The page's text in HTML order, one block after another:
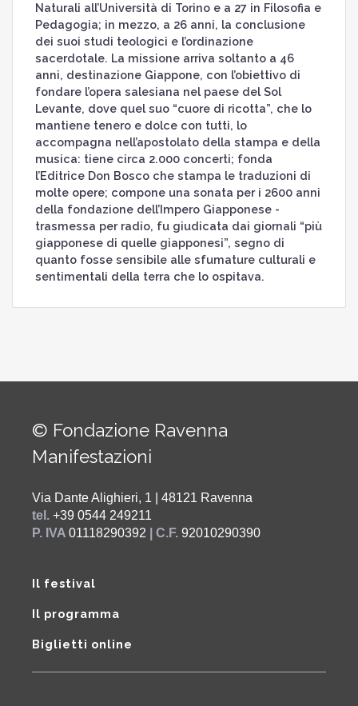
Naturali all’Università di Torino e a 27 in Filosofia e
Pedagogia; in mezzo, a 26 anni, la conclusione
dei suoi studi teologici e l’ordinazione
sacerdotale. La missione arriva soltanto a 46
anni, destinazione Giappone, con l’obiettivo di
fondare l’opera salesiana nel paese del Sol
Levante, dove quel suo “cuore di ricotta”, che lo
mantiene tenero e dolce con tutti, lo
accompagna nell’apostolato della stampa e della
musica: tiene circa 2.000 concerti; fonda
l’Editrice Don Bosco che stampa le traduzioni di
molte opere; compone una sonata per i 2600 anni
della fondazione dell’Impero Giapponese -
trasmessa per radio, fu giudicata dai giornali “più
giapponese di quelle giapponesi”, segno di
quanto fosse sensibile alle sfumature culturali e
sentimentali della terra che lo ospitava.
© Fondazione Ravenna
Manifestazioni
Via Dante Alighieri, 1 | 48121 Ravenna
tel. +39 0544 249211
P. IVA 01118290392 | C.F. 92010290390
Il festival
Il programma
Biglietti online